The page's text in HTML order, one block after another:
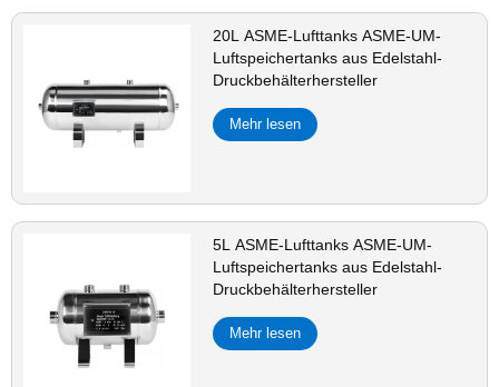
20L ASME-Lufttanks ASME-UM-
Luftspeichertanks aus Edelstahl-
Druckbehälterhersteller
Mehr lesen
5L ASME-Lufttanks ASME-UM-
Luftspeichertanks aus Edelstahl-
Druckbehälterhersteller
Mehr lesen